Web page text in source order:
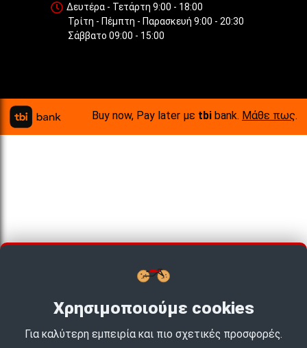
Δευτέρα - Τετάρτη 9:00 - 18:00
Τρίτη - Πέμπτη - Παρασκευή 9:00 - 20:30
Σάββατο 09:00 - 15:00
Buy now, Pay later με tbi bank. Μάθε πως.
Χρησιμοποιούμε cookies
Για καλύτερη εμπειρία και πιο σχετικές προσφορές.